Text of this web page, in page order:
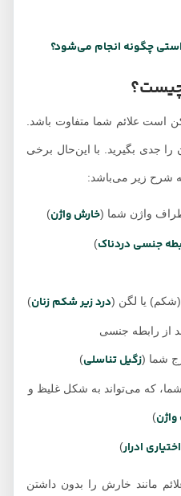
چگونه انجام می‌شود؟
علائم شما متفاوت باشد.
بگیرید. با این‌حال برخی
زیر می‌باشد:
واژن شما (خارش واژن )
دردناک)
یا لگن (درد زیر شکم زنان)
رابطه جنسی
(زگیل تناسلی)
می‌تواند به شکل غلیظ و
)
ادرار)
خارش را بدون داشتن